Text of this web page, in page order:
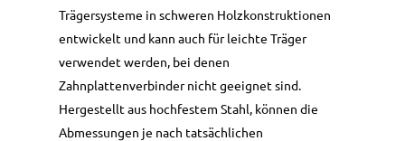
Trägersysteme in schweren Holzkonstruktionen
entwickelt und kann auch für leichte Träger
verwendet werden, bei denen
Zahnplattenverbinder nicht geeignet sind.
Hergestellt aus hochfestem Stahl, können die
Abmessungen je nach tatsächlichen